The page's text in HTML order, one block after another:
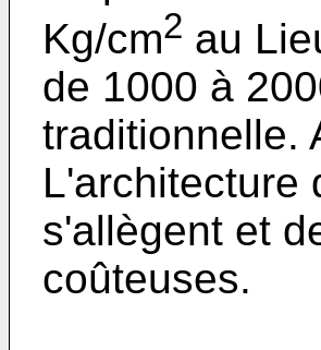
Kg/cm2 au
de 1000 à
traditionnelle.
L'architecture
s'allègent et
coûteuses.